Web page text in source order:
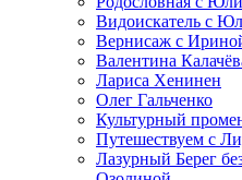
Видоискатель с
Вернисаж с
Валентина
Лариса Хенинен
Олег Гальченко
Культурный
Путешествуем с
Лазурный Берег